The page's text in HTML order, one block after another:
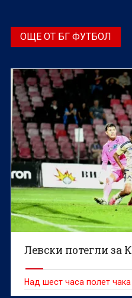
ОЩЕ ОТ БГ ФУТБОЛ
Левски потегли за
Над шест часа полет чака